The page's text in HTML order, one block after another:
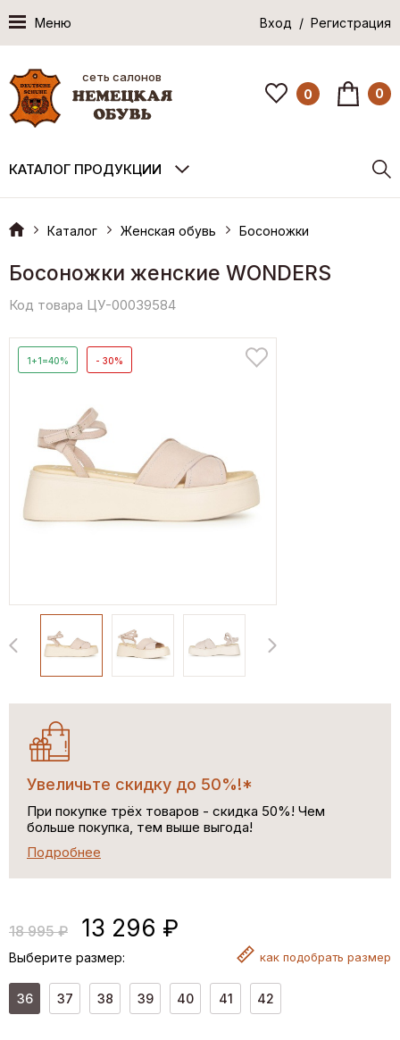
Меню Вход / Регистрация
сеть салонов
0 0
КАТАЛОГ ПРОДУКЦИИ
Каталог Женская обувь Босоножки
Босоножки женские WONDERS
Код товара ЦУ-00039584
1+1=40% - 30%
Увеличьте скидку до 50%!*
При покупке трёх товаров - скидка 50%! Чем
больше покупка, тем выше выгода!
Подробнее
18 995 ₽ 13 296 ₽
Выберите размер: как подобрать размер
36 37 38 39 40 41 42